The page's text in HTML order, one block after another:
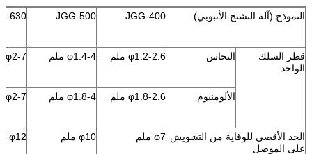
النموذج (آلة التشنج الأنبوبي)
JGG-400
JGG-500
630
قطر السلك
الواحد
النحاس φ1.2-2.6 ملم φ1.4-4 ملم φ2-7 ملم
الألومنيوم φ1.8-2.6 ملم φ1.8-4 ملم φ2-7 ملم
الحد الأقصى للوقاية من التشويش
على الموصل
φ7 ملم φ10 ملم φ12 ملم